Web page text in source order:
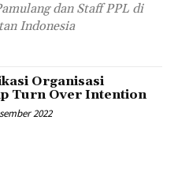
dan Staff PPL di
Indonesia
Organisasi
Turn Over Intention
2022